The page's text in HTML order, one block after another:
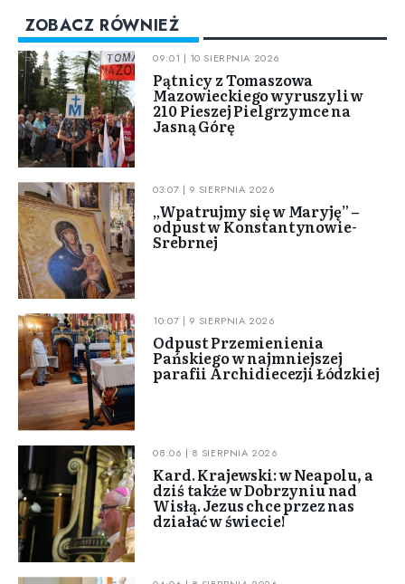
ZOBACZ RÓWNIEŻ
09:01 | 10 SIERPNIA 2026
Pątnicy z Tomaszowa
Mazowieckiego wyruszyli w
210 Pieszej Pielgrzymce na
Jasną Górę
03:07 | 9 SIERPNIA 2026
„Wpatrujmy się w Maryję” –
odpust w Konstantynowie-
Srebrnej
10:07 | 9 SIERPNIA 2026
Odpust Przemienienia
Pańskiego w najmniejszej
parafii Archidiecezji Łódzkiej
08:06 | 8 SIERPNIA 2026
Kard. Krajewski: w Neapolu, a
dziś także w Dobrzyniu nad
Wisłą. Jezus chce przez nas
działać w świecie!